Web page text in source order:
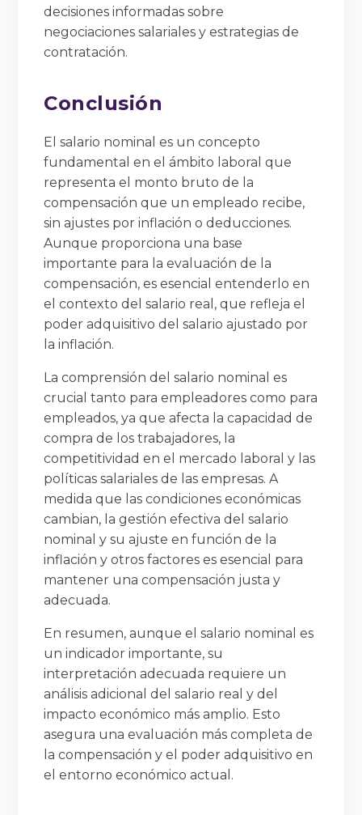
decisiones informadas sobre
negociaciones salariales y estrategias de
contratación.
Conclusión
El salario nominal es un concepto
fundamental en el ámbito laboral que
representa el monto bruto de la
compensación que un empleado recibe,
sin ajustes por inflación o deducciones.
Aunque proporciona una base
importante para la evaluación de la
compensación, es esencial entenderlo en
el contexto del salario real, que refleja el
poder adquisitivo del salario ajustado por
la inflación.
La comprensión del salario nominal es
crucial tanto para empleadores como para
empleados, ya que afecta la capacidad de
compra de los trabajadores, la
competitividad en el mercado laboral y las
políticas salariales de las empresas. A
medida que las condiciones económicas
cambian, la gestión efectiva del salario
nominal y su ajuste en función de la
inflación y otros factores es esencial para
mantener una compensación justa y
adecuada.
En resumen, aunque el salario nominal es
un indicador importante, su
interpretación adecuada requiere un
análisis adicional del salario real y del
impacto económico más amplio. Esto
asegura una evaluación más completa de
la compensación y el poder adquisitivo en
el entorno económico actual.